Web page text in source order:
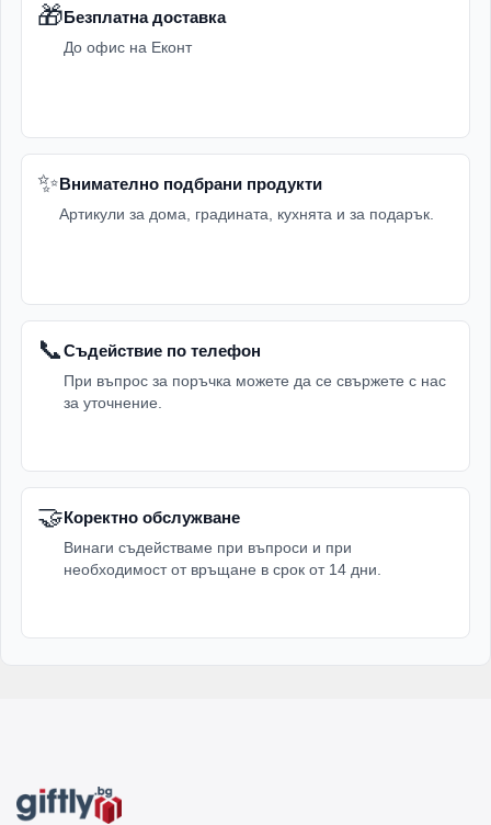
🎁Безплатна доставка
До офис на Еконт
✨Внимателно подбрани продукти
Артикули за дома, градината, кухнята и за подарък.
📞Съдействие по телефон
При въпрос за поръчка можете да се свържете с нас
за уточнение.
🤝Коректно обслужване
Винаги съдействаме при въпроси и при
необходимост от връщане в срок от 14 дни.